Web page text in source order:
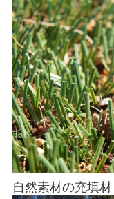
自然素材の充填材